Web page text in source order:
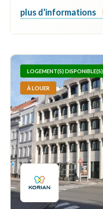
plus d'informations
LOGEMENT(S) DISPONIBLE(S)
À LOUER